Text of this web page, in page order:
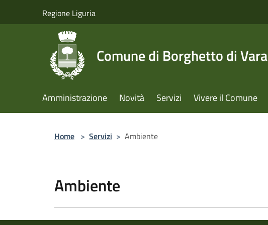
Regione Liguria
Comune di Borghetto di Vara
Amministrazione Novità Servizi Vivere il Comune
Home > Servizi > Ambiente
Ambiente